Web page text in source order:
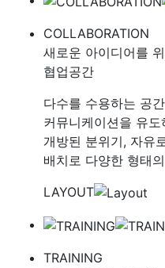
COLLABORATION
새로운 아이디어를
협업공간
다수를 수용하는 공
커뮤니케이션을 유
개방된 분위기, 자유
배치로 다양한 형태
LAYOUT
TRAINING